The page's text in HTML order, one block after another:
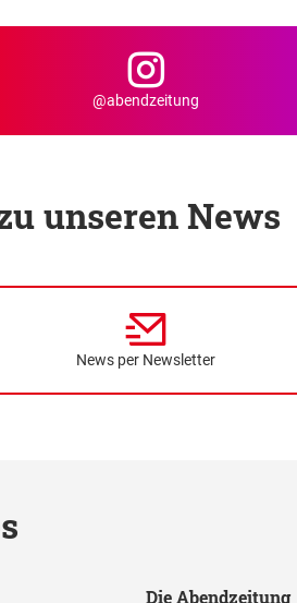
@abendzeitung
unseren News
News per Newsletter
Die Abendzeitung